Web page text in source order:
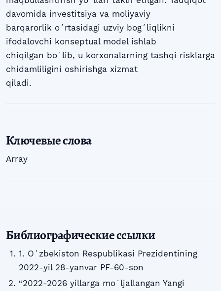
davomida investitsiya va moliyaviy
barqarorlik oʻrtasidagi uzviy bogʻliqlikni
ifodalovchi konseptual model ishlab
chiqilgan boʻlib, u korxonalarning tashqi risklarga
chidamliligini oshirishga xizmat
qiladi.
Ключевые слова
Array
Библиографические ссылки
1. Oʻzbekiston Respublikasi Prezidentining
2022-yil 28-yanvar PF-60-son
“2022-2026 yillarga moʻljallangan Yangi